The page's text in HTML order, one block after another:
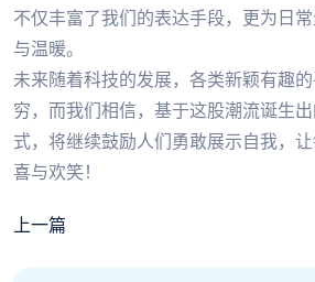
不仅丰富了我们的表达手段，更为日
与温暖。
未来随着科技的发展，各类新颖有趣
穷，而我们相信，基于这股潮流诞生
式，将继续鼓励人们勇敢展示自我，
喜与欢笑！
上一篇